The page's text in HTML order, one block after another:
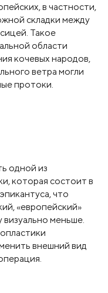
в частности,
складки между
Такое
области
кочевых народов,
ветра могли
протоки.
разрезом глаз
коррекцию
например, в
одной из
которая состоит в
что
«европейский»
визуально меньше.
внешний вид
более мягкие